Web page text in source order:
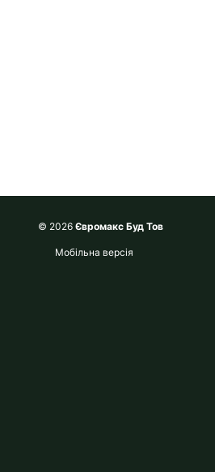
© 2026 Євромакс Буд Тов
Мобільна версія